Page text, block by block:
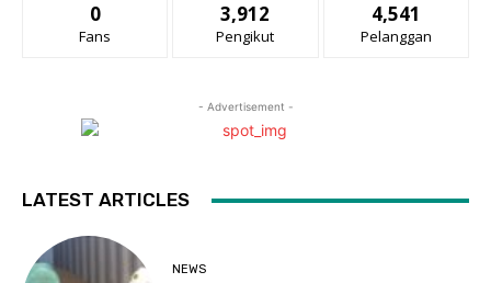
0
Fans
3,912
Pengikut
4,541
Pelanggan
- Advertisement -
LATEST ARTICLES
NEWS